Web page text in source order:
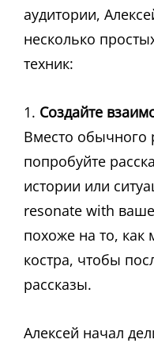
аудитории,
несколько
техник:
1. Создайте
Вместо обычного
попробуйте
истории или
resonate with
похоже на то, как
костра, чтобы
рассказы.
Алексей начал